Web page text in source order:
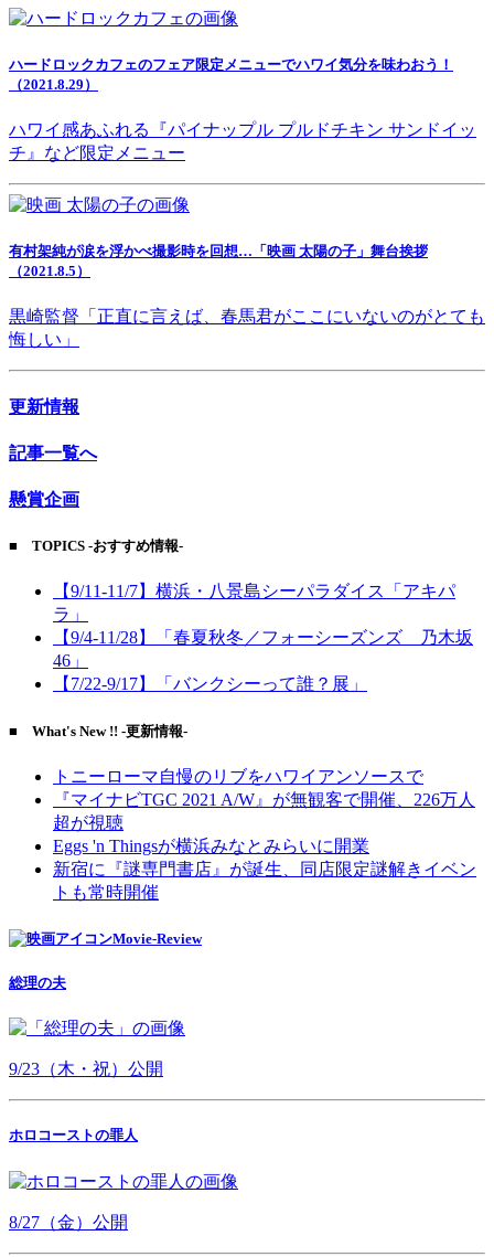
ハードロックカフェのフェア限定メニューでハワイ気分を味わおう！
（2021.8.29）
ハワイ感あふれる『パイナップル プルドチキン サンドイッ
チ』など限定メニュー
有村架純が涙を浮かべ撮影時を回想…「映画 太陽の子」舞台挨拶
（2021.8.5）
黒崎監督「正直に言えば、春馬君がここにいないのがとても
悔しい」
更新情報
記事一覧へ
懸賞企画
■ TOPICS -おすすめ情報-
【9/11-11/7】横浜・八景島シーパラダイス「アキパ
ラ」
【9/4-11/28】「春夏秋冬／フォーシーズンズ 乃木坂
46」
【7/22-9/17】「バンクシーって誰？展」
■ What's New !! -更新情報-
トニーローマ自慢のリブをハワイアンソースで
『マイナビTGC 2021 A/W』が無観客で開催、226万人
超が視聴
Eggs 'n Thingsが横浜みなとみらいに開業
新宿に『謎専門書店』が誕生、同店限定謎解きイベン
トも常時開催
Movie-Review
総理の夫
9/23（木・祝）公開
ホロコーストの罪人
8/27（金）公開